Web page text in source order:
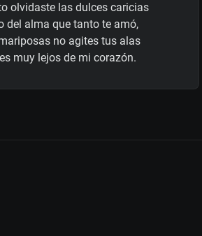
olvidaste las dulces caricias
del alma que tanto te amó,
no agites tus alas
muy lejos de mi corazón.